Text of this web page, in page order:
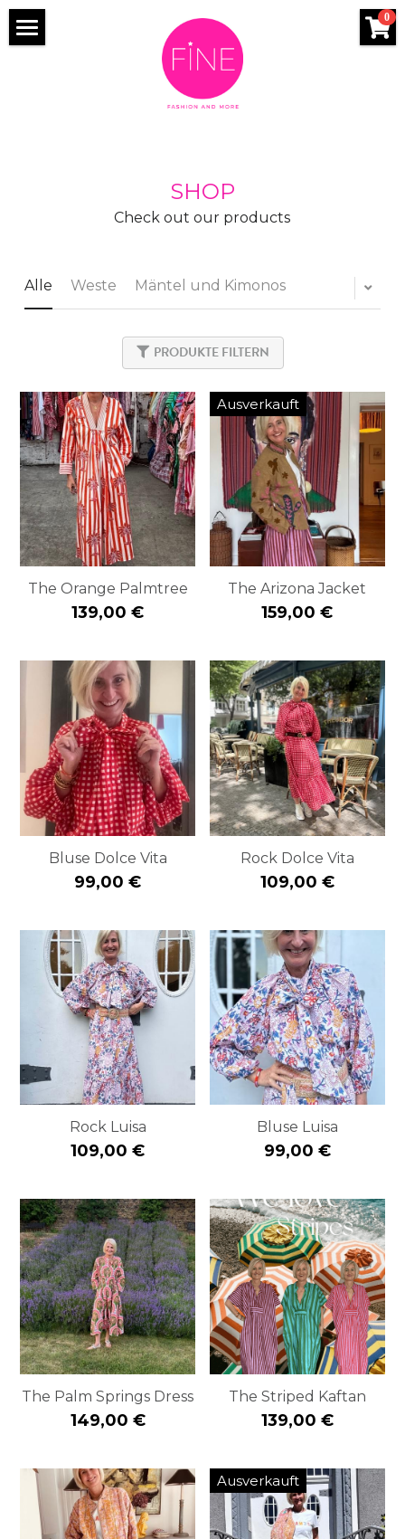
0
SHOP
Check out our products
Alle Weste Mäntel und Kimonos
PRODUKTE FILTERN
The Orange Palmtree
139,00 €
Ausverkauft
The Arizona Jacket
159,00 €
Bluse Dolce Vita
99,00 €
Rock Dolce Vita
109,00 €
Rock Luisa
109,00 €
Bluse Luisa
99,00 €
The Palm Springs Dress
149,00 €
The Striped Kaftan
139,00 €
Ausverkauft
×
SHOPKATEGORIEN ×
BLOG KATEGORIEN